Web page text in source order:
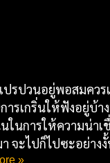
ปรปวนอยู่พอสมคว
ารเกริ่นให้ฟังอยู่บ้า
ในการให้ความน่าเ
จะไปก็ไปซะอย่าง
»